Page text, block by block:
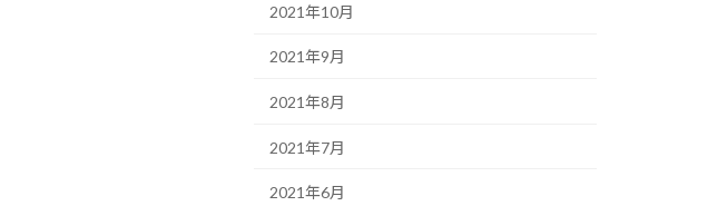
2021年10月
2021年9月
2021年8月
2021年7月
2021年6月